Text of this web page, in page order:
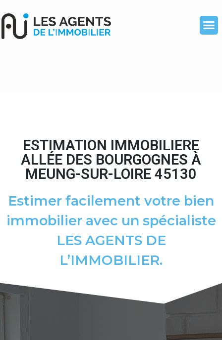
ESTIMATION IMMOBILIERE
ALLÉE DES BOURGOGNES À
MEUNG-SUR-LOIRE 45130
Estimer facilement votre bien
immobilier avec un spécialiste
LES AGENTS DE
L’IMMOBILIER.